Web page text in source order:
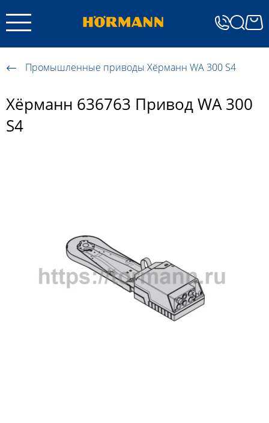
Промышленные приводы Хёрманн WA 300 S4
Хёрманн 636763 Привод WA 300
S4